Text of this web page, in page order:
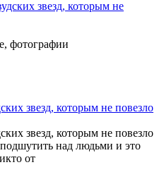
фотографии
звезд, которым не повезло
звезд, которым не повезло
над людьми и это
от